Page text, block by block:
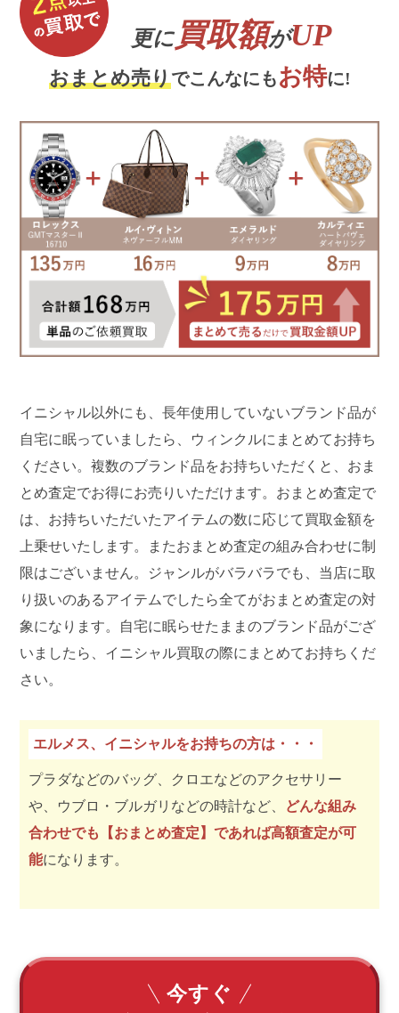
更に買取額がUP
おまとめ売りでこんなにもお特に!
イニシャル以外にも、長年使用していないブランド品が
自宅に眠っていましたら、ウィンクルにまとめてお持ち
ください。複数のブランド品をお持ちいただくと、おま
とめ査定でお得にお売りいただけます。おまとめ査定で
は、お持ちいただいたアイテムの数に応じて買取金額を
上乗せいたします。またおまとめ査定の組み合わせに制
限はございません。ジャンルがバラバラでも、当店に取
り扱いのあるアイテムでしたら全てがおまとめ査定の対
象になります。自宅に眠らせたままのブランド品がござ
いましたら、イニシャル買取の際にまとめてお持ちくだ
さい。
エルメス、イニシャルをお持ちの方は・・・
プラダなどのバッグ、クロエなどのアクセサリー
や、ウブロ・ブルガリなどの時計など、 どんな組み
合わせでも【おまとめ査定】であれば高額査定が可
能になります。
今すぐ